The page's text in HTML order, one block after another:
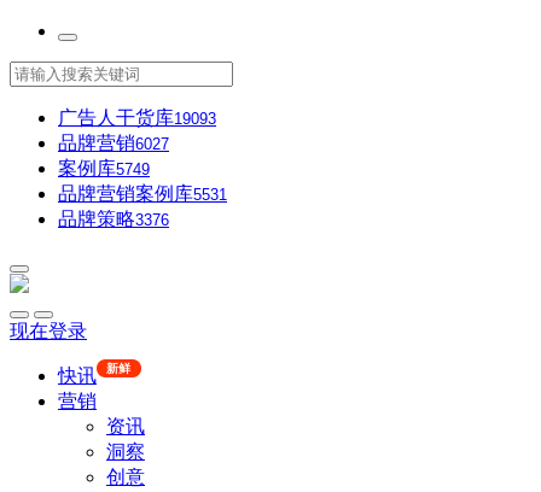
广告人干货库19093
品牌营销6027
案例库5749
品牌营销案例库5531
品牌策略3376
现在登录
快讯 新鲜
营销
资讯
洞察
创意